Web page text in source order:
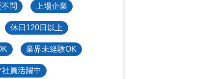
問 上場企業
休日120日以上
業界未経験OK
員活躍中